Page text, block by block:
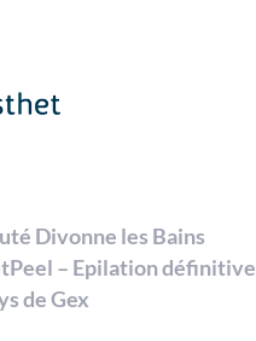
Divonne les Bains
– Epilation définitive
de Gex